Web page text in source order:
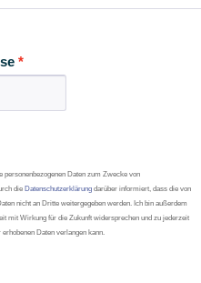
personenbezogenen Daten zum Zwecke von
die Datenschutzerklärung darüber informiert, dass die von
nicht an Dritte weitergegeben werden. Ich bin außerdem
mit Wirkung für die Zukunft widersprechen und zu jederzeit
Daten verlangen kann.